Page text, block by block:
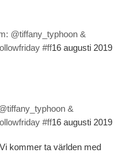
@tiffany_typhoon &
#ff16 augusti 2019
&
#ff16 augusti 2019
kommer ta världen med